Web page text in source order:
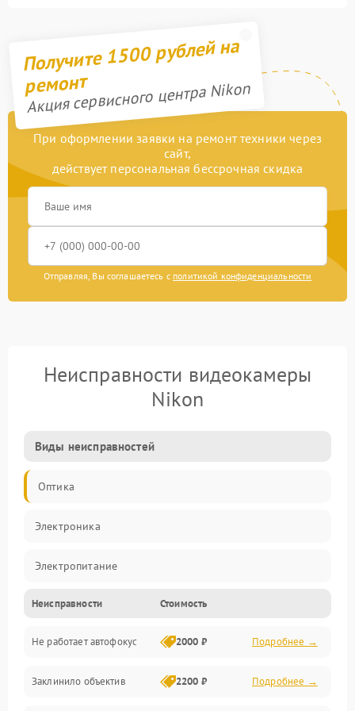
Получите 1500 рублей на
ремонт
Акция сервисного центра Nikon
При оформлении заявки на ремонт техники через
сайт,
действует персональная бессрочная скидка
Отправляя, Вы соглашаетесь с политикой конфиденциальности
Неисправности видеокамеры
Nikon
Виды неисправностей
Оптика
Электроника
Электропитание
Видео
Хранение данных
Программное обеспечение
Неисправности Стоимость
Не работает автофокус 2000 ₽ Подробнее →
Заклинило объектив 2200 ₽ Подробнее →